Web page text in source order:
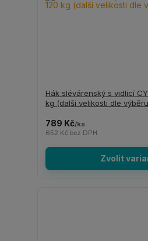
Hák slévárenský s vidlicí
kg (další velikosti dle
789 Kč/ks
652 Kč bez DPH
Zvolit